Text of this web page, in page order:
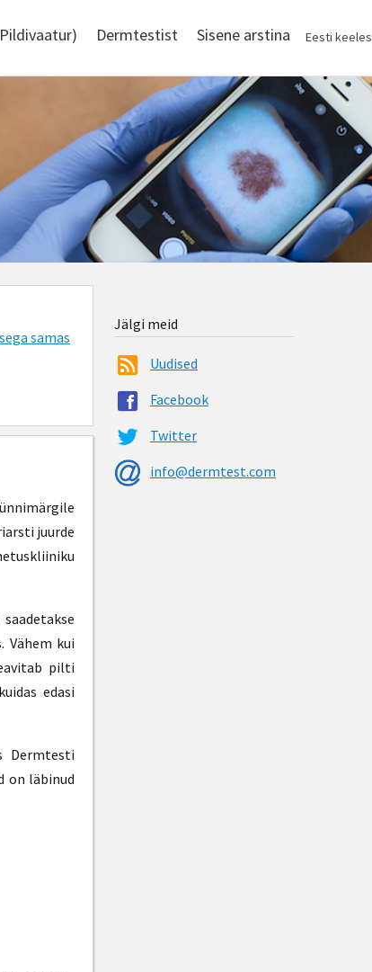
Dermtestist Sisene arstina Eesti keeles
samas
juurde
Vähem kui
pilti
edasi
Dermtesti
on läbinud
Jälgi meid
Uudised
Facebook
Twitter
info@dermtest.com